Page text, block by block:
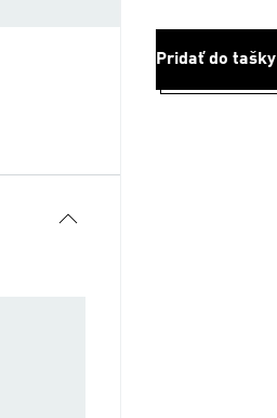
Pridať do tašky